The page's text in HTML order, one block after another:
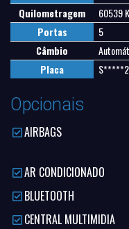
Quilometragem
60539
Portas
5
Câmbio
Placa
S*****2
Opcionais
AIRBAGS
AR CONDICIONADO
BLUETOOTH
CENTRAL MULTIMIDIA